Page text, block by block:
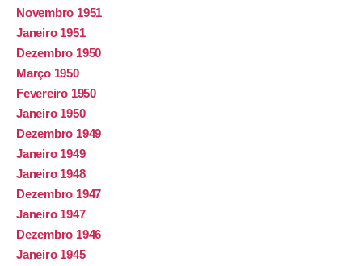
Novembro 1951
Janeiro 1951
Dezembro 1950
Março 1950
Fevereiro 1950
Janeiro 1950
Dezembro 1949
Janeiro 1949
Janeiro 1948
Dezembro 1947
Janeiro 1947
Dezembro 1946
Janeiro 1945